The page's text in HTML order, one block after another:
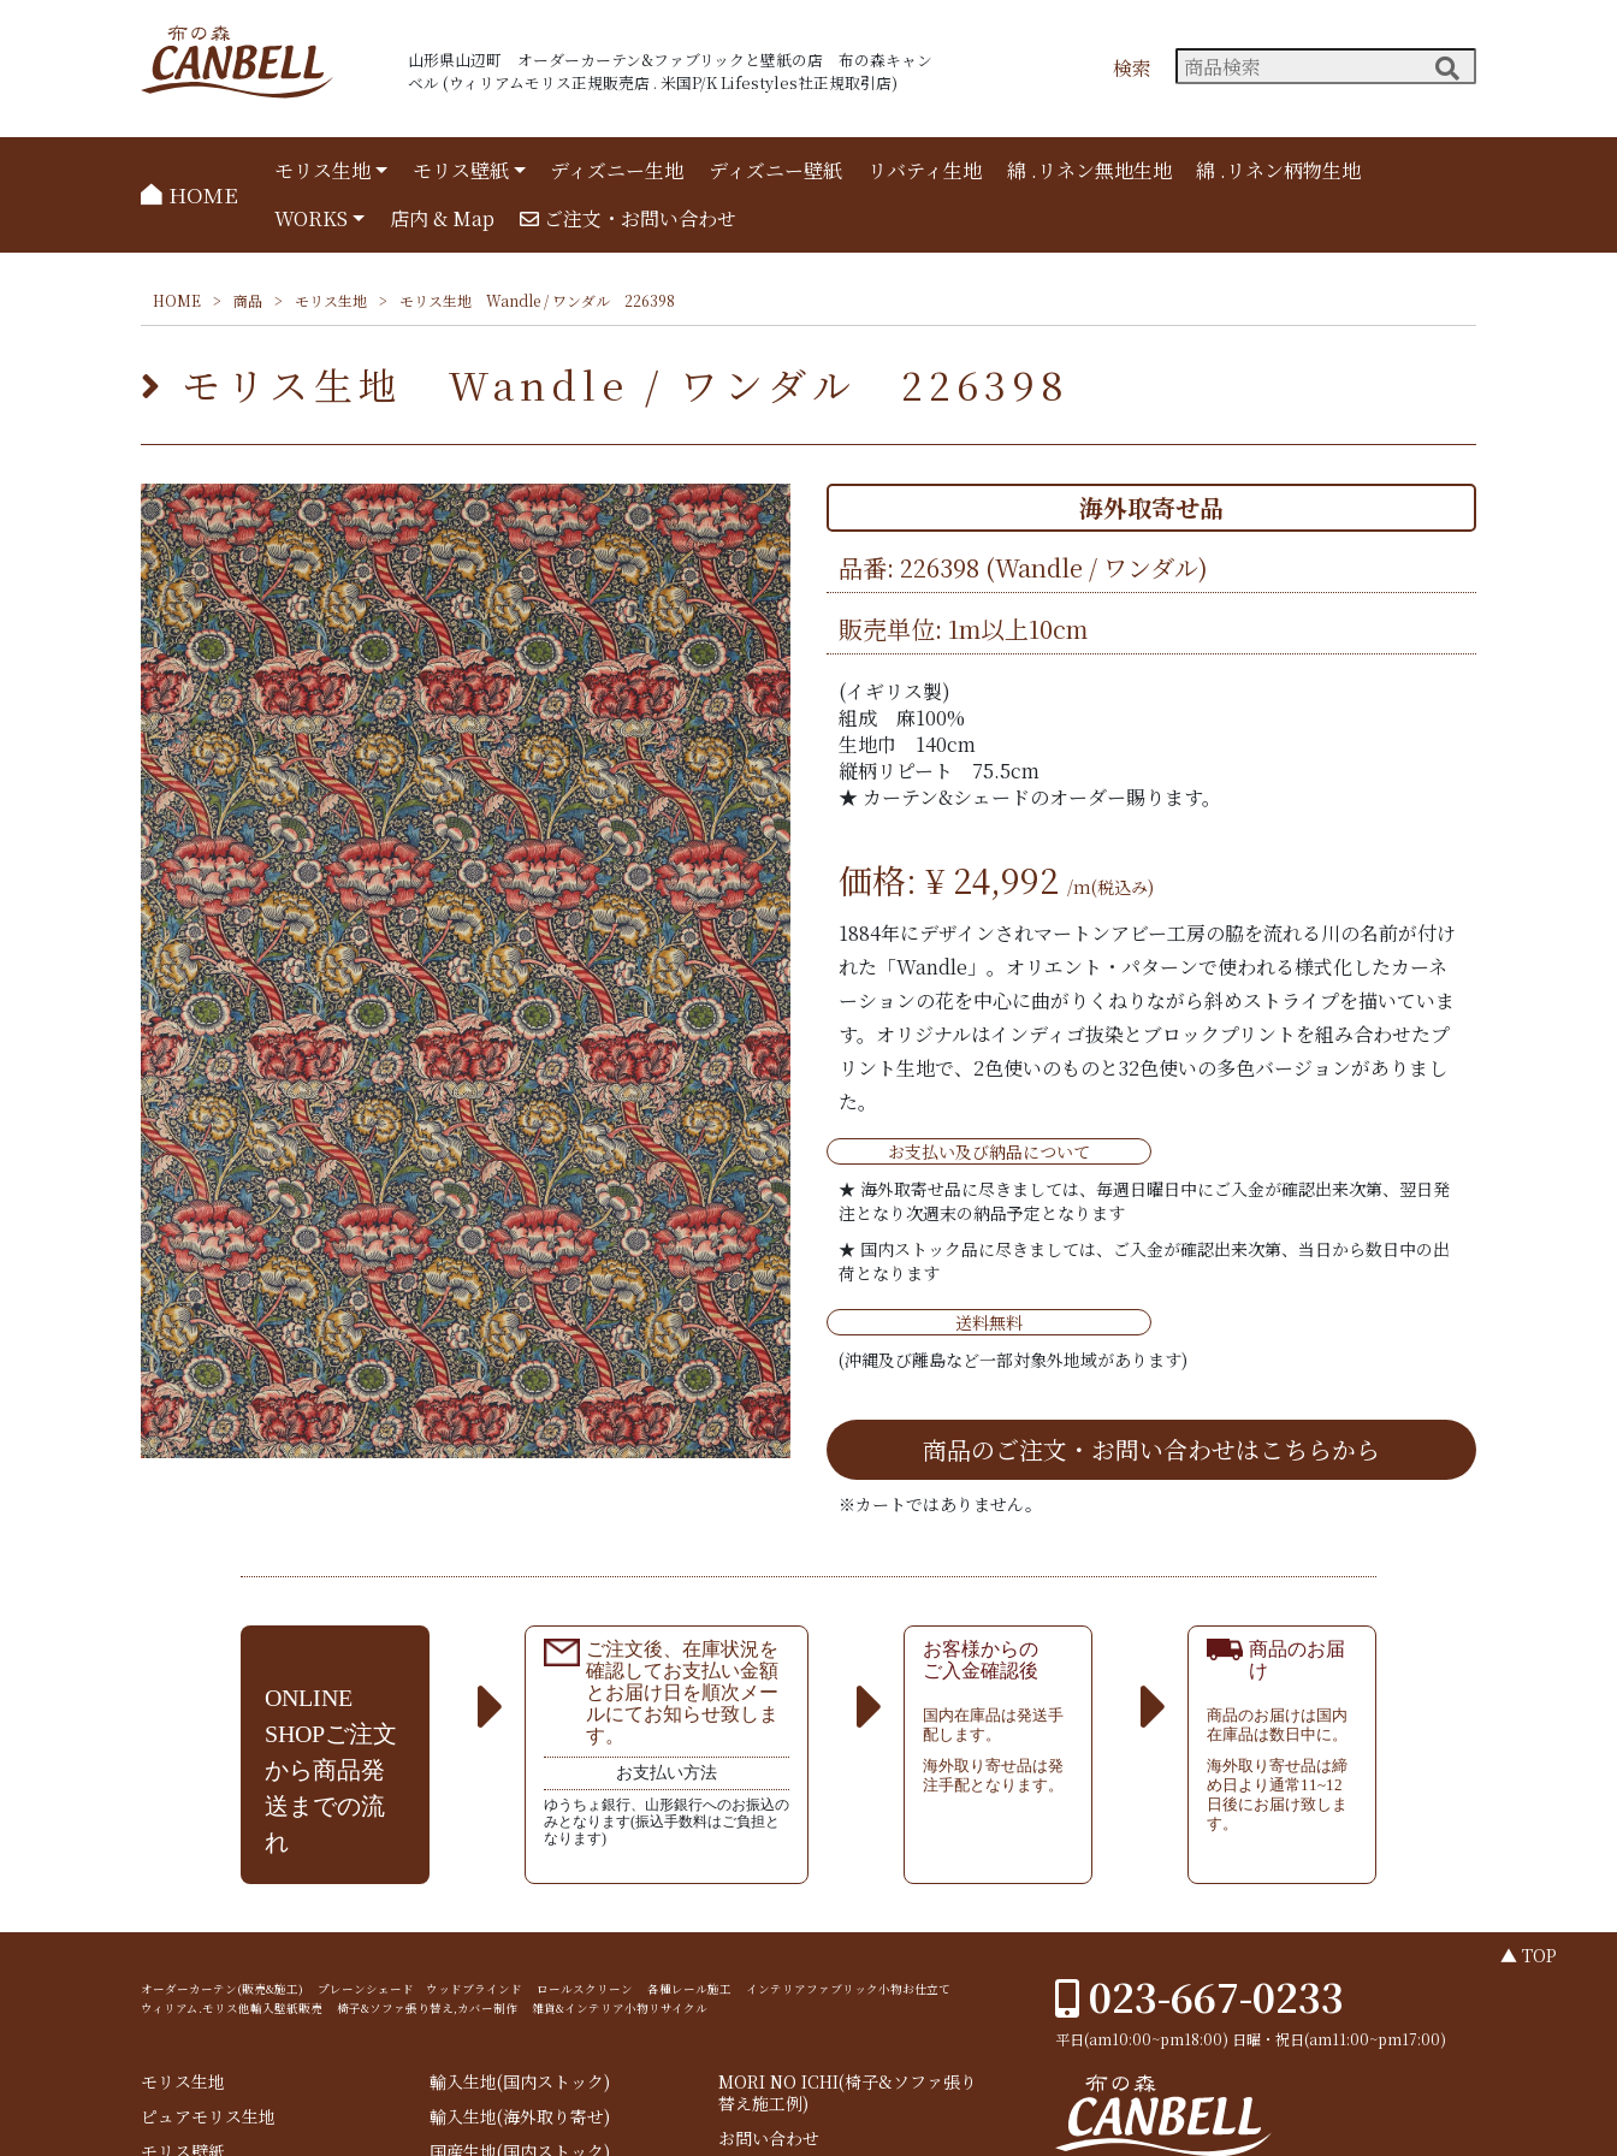
山形県山辺町 オーダーカーテン&ファブリックと壁紙の店 布の森キャン
ベル (ウィリアムモリス正規販売店 . 米国P/K Lifestyles社正規取引店)
検索
HOME
モリス生地 モリス壁紙 ディズニー生地 ディズニー壁紙 リバティ生地 綿 .リネン無地生地
綿 .リネン柄物生地
WORKS
店内 & Map ご注文・お問い合わせ
HOME > 商品 > モリス生地 > モリス生地 Wandle / ワンダル 226398
モリス生地 Wandle / ワンダル 226398
海外取寄せ品
品番: 226398 (Wandle / ワンダル)
販売単位: 1m以上10cm
(イギリス製)
組成 麻100%
生地巾 140cm
縦柄リピート 75.5cm
★ カーテン&シェードのオーダー賜ります。
価格: ¥ 24,992 /m(税込み)
1884年にデザインされマートンアビー工房の脇を流れる川の名前が付け
れた「Wandle」。オリエント・パターンで使われる様式化したカーネ
ーションの花を中心に曲がりくねりながら斜めストライプを描いていま
す。オリジナルはインディゴ抜染とブロックプリントを組み合わせたプ
リント生地で、2色使いのものと32色使いの多色バージョンがありまし
た。
お支払い及び納品について
★ 海外取寄せ品に尽きましては、毎週日曜日中にご入金が確認出来次第、翌日発
注となり次週末の納品予定となります
★ 国内ストック品に尽きましては、ご入金が確認出来次第、当日から数日中の出
荷となります
送料無料
(沖縄及び離島など一部対象外地域があります)
商品のご注文・お問い合わせはこちらから
※カートではありません。
ONLINE
SHOPご注文
から商品発
送までの流
れ
ご注文後、在庫状況を
確認してお支払い金額
とお届け日を順次メー
ルにてお知らせ致しま
す。
お支払い方法
ゆうちょ銀行、山形銀行へのお振込の
みとなります(振込手数料はご負担と
なります)
お客様からの
ご入金確認後
国内在庫品は発送手
配します。
海外取り寄せ品は発
注手配となります。
商品のお届
け
商品のお届けは国内
在庫品は数日中に。
海外取り寄せ品は締
め日より通常11~12
日後にお届け致しま
す。
▲ TOP
オーダーカーテン(販売&施工) プレーンシェード ウッドブラインド ロールスクリーン 各種レール施工 インテリアファブリック小物お仕立て
ウィリアム.モリス他輸入壁紙販売 椅子&ソファ張り替え,カバー制作 雑貨&インテリア小物リサイクル
モリス生地
ピュアモリス生地
モリス壁紙
輸入生地(国内ストック)
輸入生地(海外取り寄せ)
国産生地(国内ストック)
MORI NO ICHI(椅子&ソファ張り
替え施工例)
お問い合わせ
023-667-0233
平日(am10:00~pm18:00) 日曜・祝日(am11:00~pm17:00)